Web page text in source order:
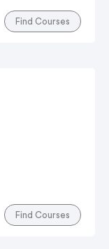
Find Courses
Find Courses